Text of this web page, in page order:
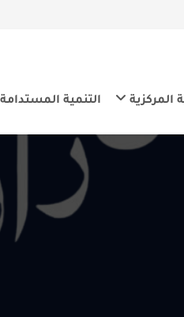
التنمية المستدامة